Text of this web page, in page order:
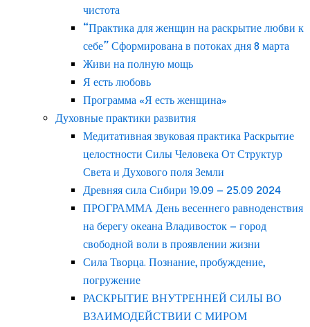
чистота
“Практика для женщин на раскрытие любви к
себе” Сформирована в потоках дня 8 марта
Живи на полную мощь
Я есть любовь
Программа «Я есть женщина»
Духовные практики развития
Медитативная звуковая практика Раскрытие
целостности Силы Человека От Структур
Света и Духового поля Земли
Древняя сила Сибири 19.09 – 25.09 2024
ПРОГРАММА День весеннего равноденствия
на берегу океана Владивосток – город
свободной воли в проявлении жизни
Сила Творца. Познание, пробуждение,
погружение
РАСКРЫТИЕ ВНУТРЕННЕЙ СИЛЫ ВО
ВЗАИМОДЕЙСТВИИ С МИРОМ